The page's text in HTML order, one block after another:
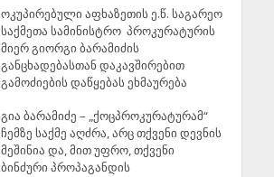
ოკუპირებული აფხაზეთის ე.წ. საგარეო
საქმეთა სამინისტრო პროკურატურის
მიერ გიორგი ბარამიძის
განცხადებასთან დაკავშირებით
გამოძიების დაწყებას ეხმაურება
გია ბარამიძე – „ქოცპროკურატურამ“
ჩემზე საქმე აღძრა, არც თქვენი დევნის
მეშინია და, მით უფრო, თქვენი
ბინძური პროპაგანდის